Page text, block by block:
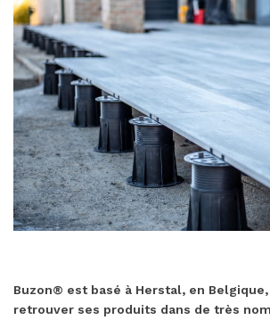
Buzon® est basé à Herstal, en
retrouver ses produits dans de très